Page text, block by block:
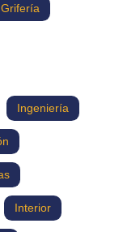
Grifería
Ingeniería
Interior